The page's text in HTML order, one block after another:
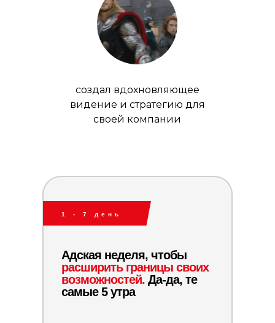
создал вдохновляющее
видение и стратегию для
своей компании
Адская неделя, чтобы
расширить границы своих
возможностей. Да-да, те
самые 5 утра
1 - 7 день